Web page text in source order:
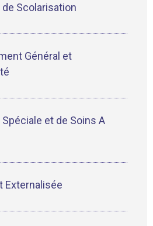
Scolarisation
Général et
et de Soins A
Externalisée